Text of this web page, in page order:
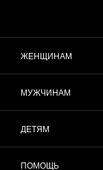
ЖЕНЩИНАМ
МУЖЧИНАМ
ДЕТЯМ
ПОМОЩЬ